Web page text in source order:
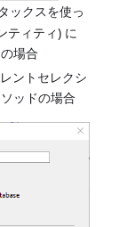
ックスを使っ
ティティ) に
場合
ントセレクシ
ッドの場合